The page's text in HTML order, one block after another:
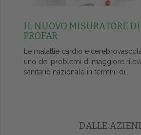
IL NUOVO MISURATORE
PROFAR
Le malattie cardio e
uno dei problemi di maggiore
sanitario nazionale in termini di...
DALLE